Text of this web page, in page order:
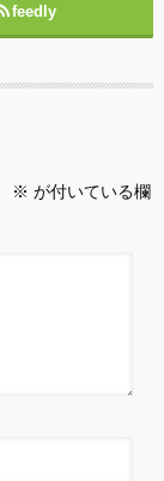
feedly
※ が付いている欄